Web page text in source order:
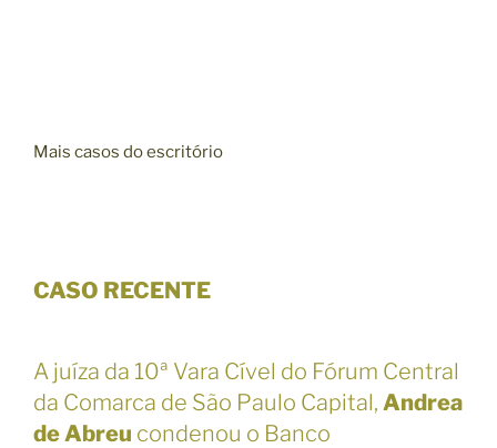
Mais casos do escritório
CASO RECENTE
A juíza da 10ª Vara Cível do Fórum Central
da Comarca de São Paulo Capital, Andrea
de Abreu condenou o Banco